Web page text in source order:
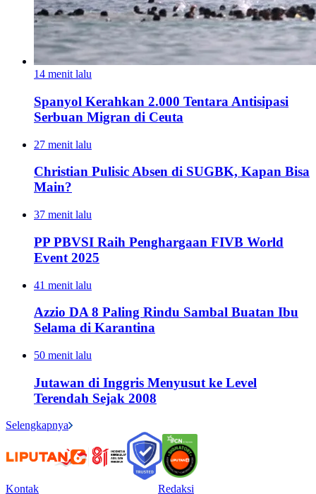
14 menit lalu
Spanyol Kerahkan 2.000 Tentara Antisipasi
Serbuan Migran di Ceuta
27 menit lalu
Christian Pulisic Absen di SUGBK, Kapan Bisa
Main?
37 menit lalu
PP PBVSI Raih Penghargaan FIVB World
Event 2025
41 menit lalu
Azzio DA 8 Paling Rindu Sambal Buatan Ibu
Selama di Karantina
50 menit lalu
Jutawan di Inggris Menyusut ke Level
Terendah Sejak 2008
Selengkapnya
Kontak Redaksi